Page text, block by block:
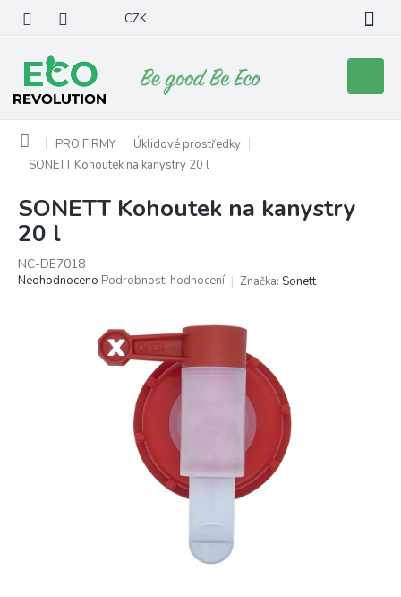
obsah
CZK
košík
Domů PRO FIRMY
Úklidové prostředky
SONETT Kohoutek na kanystry 20 l
SONETT Kohoutek na kanystry
20 l
NC-DE7018
Průměrné
Neohodnoceno Podrobnosti hodnocení Značka: Sonett